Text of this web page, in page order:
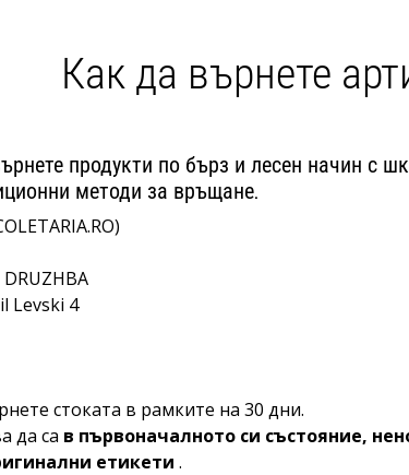
Как да върнете
продукти по бърз и лесен начин с
методи за връщане.
DRUZHBA
Levski 4
стоката в рамките на 30 дни.
да са в първоначалното си състояние,
етикети .